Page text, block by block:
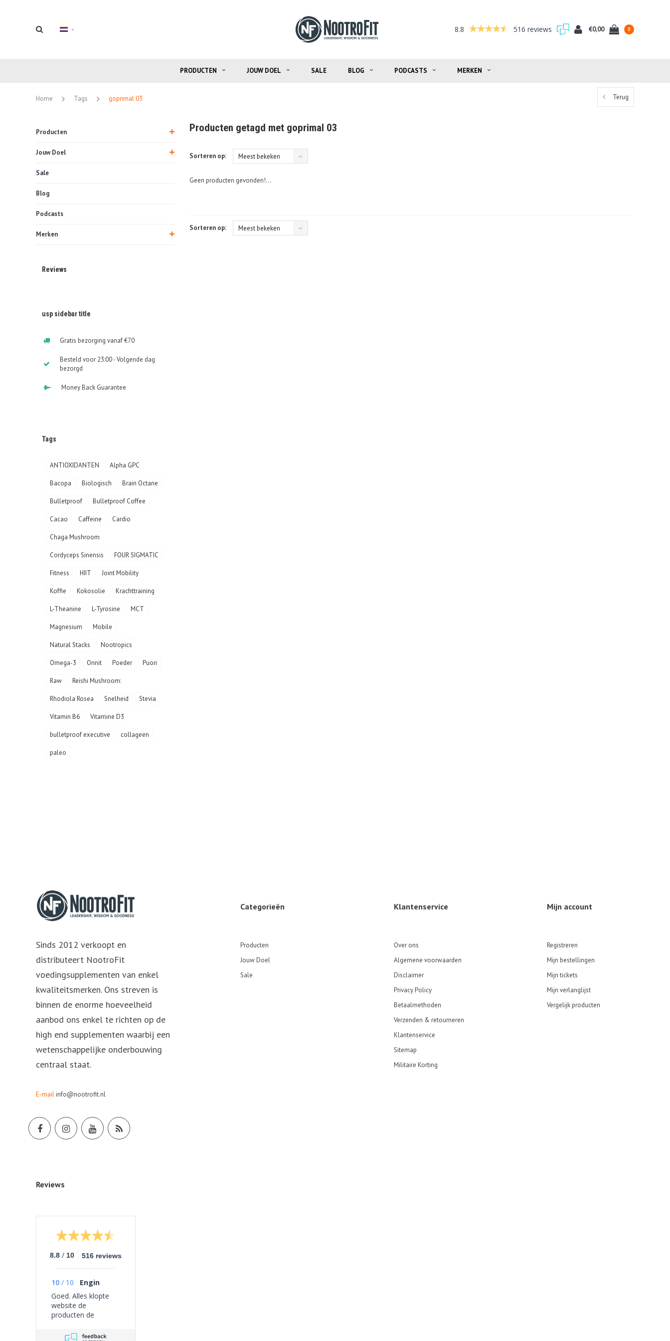
8.8 516 reviews €0,00 0
PRODUCTEN JOUW DOEL SALE BLOG PODCASTS MERKEN
Home Tags goprimal 03 Terug
Producten
Jouw Doel
Sale
Blog
Podcasts
Merken
Reviews
usp sidebar title
Gratis bezorging vanaf €70
Besteld voor 23:00 - Volgende dag
bezorgd
Money Back Guarantee
Tags
ANTIOXIDANTEN Alpha GPC
Bacopa Biologisch Brain Octane
Bulletproof Bulletproof Coffee
Cacao Caffeine Cardio
Chaga Mushroom
Cordyceps Sinensis FOUR SIGMATIC
Fitness HIIT Joint Mobility
Koffie Kokosolie Krachttraining
L-Theanine L-Tyrosine MCT
Magnesium Mobile
Natural Stacks Nootropics
Omega-3 Onnit Poeder Puori
Raw Reishi Mushroom:
Rhodiola Rosea Snelheid Stevia
Vitamin B6 Vitamine D3
bulletproof executive collageen
paleo
Producten getagd met goprimal 03
Sorteren op: Meest bekeken
Geen producten gevonden!...
Sorteren op: Meest bekeken
Sinds 2012 verkoopt en
distributeert NootroFit
voedingsupplementen van enkel
kwaliteitsmerken. Ons streven is
binnen de enorme hoeveelheid
aanbod ons enkel te richten op de
high end supplementen waarbij een
wetenschappelijke onderbouwing
centraal staat.
E-mailinfo@nootrofit.nl
Categorieën
Producten
Jouw Doel
Sale
Klantenservice
Over ons
Algemene voorwaarden
Disclaimer
Privacy Policy
Betaalmethoden
Verzenden & retourneren
Klantenservice
Sitemap
Militaire Korting
Mijn account
Registreren
Mijn bestellingen
Mijn tickets
Mijn verlanglijst
Vergelijk producten
Reviews
8.8 / 10 516 reviews
10 / 10
Engin
Goed. Alles klopte
website de
producten de
problemen ervaren.